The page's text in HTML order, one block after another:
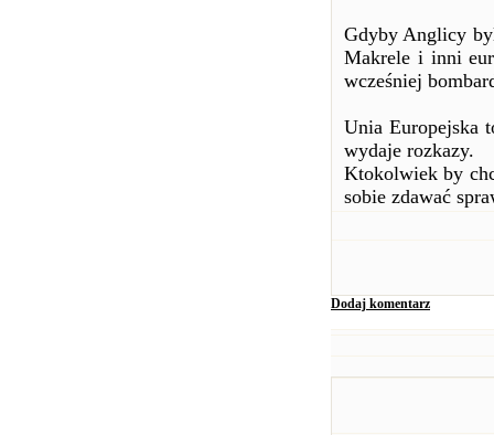
Gdyby Anglicy
Makrele i inni
wcześniej
Unia Europejska
wydaje rozkazy.
Ktokolwiek by
sobie zdawać
Dodaj komentarz